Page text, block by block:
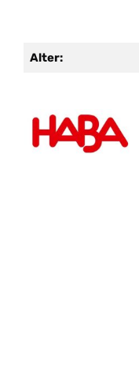
Alter: